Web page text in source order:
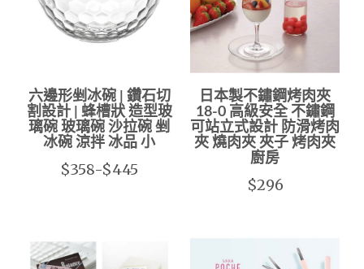
六邊形剉冰碗 | 鑽石切
割設計 | 蜂槽狀 造型玻
璃碗 玻璃碗 沙拉碗 剉
冰碗 涼拌 冰品 小
$358-$445
日本製不鏽鋼烤肉夾
18-0 高級安全 不鏽鋼
可站立式設計 防滑烤肉
夾 燒肉夾 夾子 烤肉夾
廚房
$296